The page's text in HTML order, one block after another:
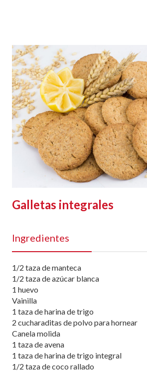
Galletas integrales
Ingredientes
1/2 taza de manteca
1/2 taza de azúcar blanca
1 huevo
Vainilla
1 taza de harina de trigo
2 cucharaditas de polvo para hornear
Canela molida
1 taza de avena
1 taza de harina de trigo integral
1/2 taza de coco rallado